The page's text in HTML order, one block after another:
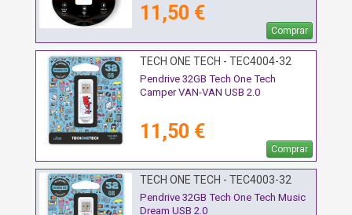
11,50 €
Comprar
TECH ONE TECH - TEC4004-32
Pendrive 32GB Tech One Tech
Camper VAN-VAN USB 2.0
11,50 €
Comprar
TECH ONE TECH - TEC4003-32
Pendrive 32GB Tech One Tech Music
Dream USB 2.0